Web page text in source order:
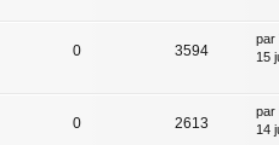
0 3594
par
15
0 2613
par
14